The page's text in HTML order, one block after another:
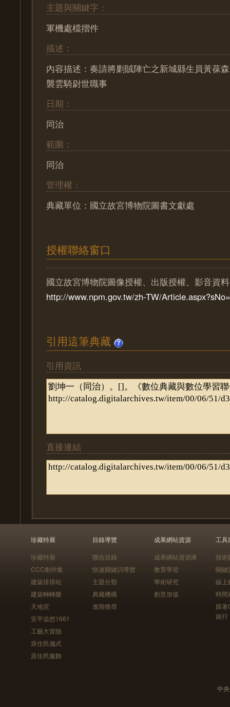
主題與關鍵字：
軍機處檔摺件
描述：
內容描述：奏請將剿賊陣亡之新城縣生員黃葆
襲雲騎尉世職事
日期：
同治
範圍：
同治
管理權：
典藏單位：國立故宮博物院圖書文獻處
授權聯絡窗口
國立故宮博物院圖像授權、出版授權、影音資
http://www.npm.gov.tw/zh-TW/
引用這筆典藏
引用資訊
直接連結
珍藏特展
珍藏特展
CCC創作集
建築排排站
建築轉轉樂
天地宮
安平追想1661
工藝大冒險
原住民儀式
原住民服飾
目錄導覽
聯合目錄
快速關鍵詞導覽
主題分類
典藏機構
進階搜尋
成果網站資源
成果網站資源庫
教育學習
學術研究
創意加值
工具
技術
關鍵
線上
時間
跟
旅行
中